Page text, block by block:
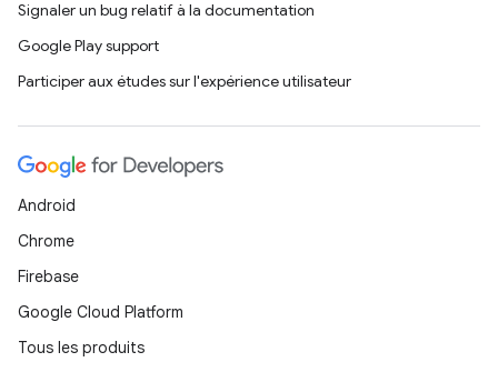
Signaler un bug relatif à la documentation
Google Play support
Participer aux études sur l'expérience utilisateur
Android
Chrome
Firebase
Google Cloud Platform
Tous les produits